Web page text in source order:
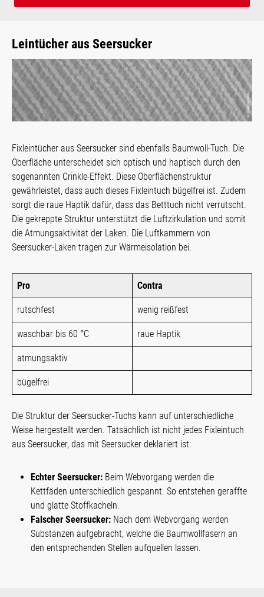
Leintücher aus Seersucker
Fixleintücher aus Seersucker sind ebenfalls Baumwoll-Tuch. Die
Oberfläche unterscheidet sich optisch und haptisch durch den
sogenannten Crinkle-Effekt. Diese Oberflächenstruktur
gewährleistet, dass auch dieses Fixleintuch bügelfrei ist. Zudem
sorgt die raue Haptik dafür, dass das Betttuch nicht verrutscht.
Die gekreppte Struktur unterstützt die Luftzirkulation und somit
die Atmungsaktivität der Laken. Die Luftkammern von
Seersucker-Laken tragen zur Wärmeisolation bei.
Pro Contra
rutschfest wenig reißfest
waschbar bis 60 °C raue Haptik
atmungsaktiv
bügelfrei
Die Struktur der Seersucker-Tuchs kann auf unterschiedliche
Weise hergestellt werden. Tatsächlich ist nicht jedes Fixleintuch
aus Seersucker, das mit Seersucker deklariert ist:
Echter Seersucker: Beim Webvorgang werden die
Kettfäden unterschiedlich gespannt. So entstehen geraffte
und glatte Stoffkacheln.
Falscher Seersucker: Nach dem Webvorgang werden
Substanzen aufgebracht, welche die Baumwollfasern an
den entsprechenden Stellen aufquellen lassen.